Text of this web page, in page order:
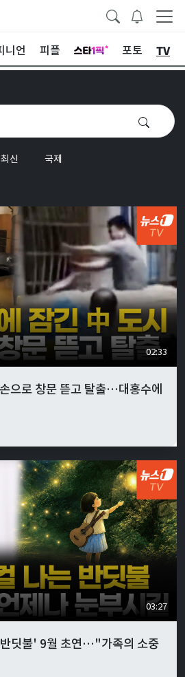
니언 피플 포토 TV
최신 국제
02:33
으로 창문 뜯고 탈출…대홍수에
03:27
딧불' 9월 초연…"가족의 소중